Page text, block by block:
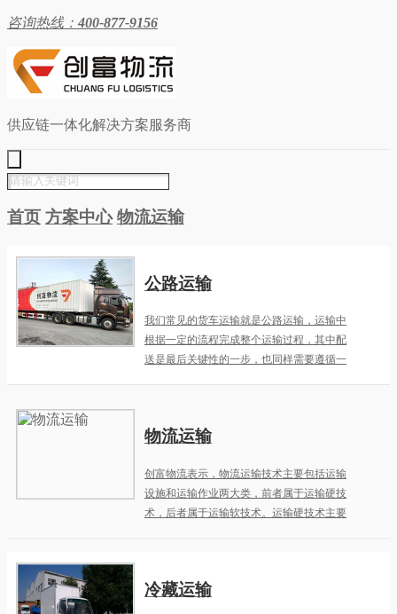
咨询热线： 400-877-9156
供应链一体化解决方案服务商
首页 方案中心 物流运输
公路运输
我们常见的货车运输就是公路运输，运输中
根据一定的流程完成整个运输过程，其中配
送是最后关键性的一步，也同样需要遵循一
物流运输
创富物流表示，物流运输技术主要包括运输
设施和运输作业两大类，前者属于运输硬技
术，后者属于运输软技术。运输硬技术主要
冷藏运输